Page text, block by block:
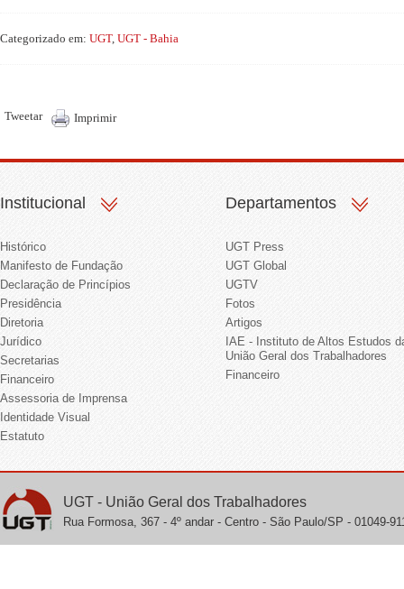
Categorizado em: UGT, UGT - Bahia
Tweetar Imprimir
Institucional
Histórico
Manifesto de Fundação
Declaração de Princípios
Presidência
Diretoria
Jurídico
Secretarias
Financeiro
Assessoria de Imprensa
Identidade Visual
Estatuto
Departamentos
UGT Press
UGT Global
UGTV
Fotos
Artigos
IAE - Instituto de Altos Estudos
União Geral dos Trabalhadores
Financeiro
UGT - União Geral dos Trabalhadores
Rua Formosa, 367 - 4º andar - Centro - São Paulo/SP - 01049-